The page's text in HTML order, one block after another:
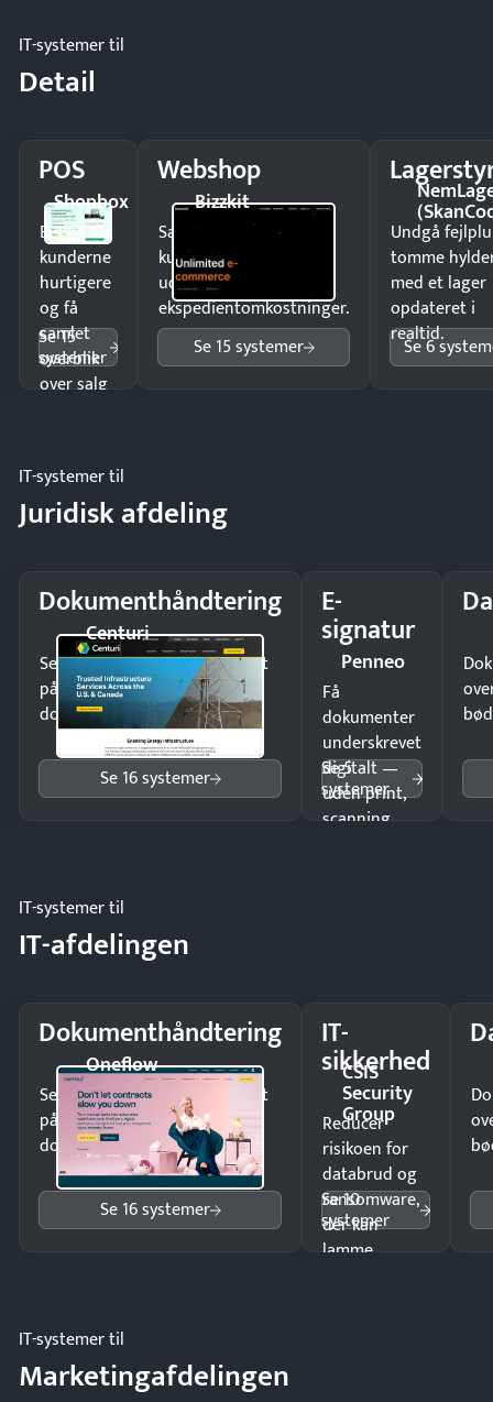
IT-systemer til
Detail
POS
Shopbox
Ekspedér
kunderne
hurtigere
og få
samlet
overblik
over salg
Se 15
systemer
Webshop
Bizzkit
Sælg produkter 24/7 til
kunder i hele landet
uden
ekspedientomkostninger.
Se 15 systemer
Undgå
tomme
med et lager
opdateret i
realtid.
Se 6
IT-systemer til
Juridisk afdeling
Dokumenthåndtering
Centuri
Send kontrakter til underskrift
på minutter og mist ingen
dokumenter.
Se 16 systemer
E-
signatur
Penneo
Få
dokumenter
underskrevet
digitalt —
uden print,
scanning
Se 5
systemer
IT-systemer til
IT-afdelingen
Dokumenthåndtering
Oneflow
Send kontrakter til underskrift
på minutter og mist ingen
dokumenter.
Se 16 systemer
IT-
sikkerhed
CSIS
Security
Group
Reducer
risikoen for
databrud og
ransomware,
der kan
lamme
Se 10
systemer
IT-systemer til
Marketingafdelingen